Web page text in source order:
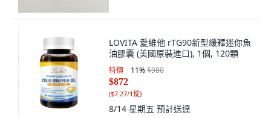
LOVITA 愛維他 rTG90新型緩釋迷你魚
油膠囊 (美國原裝進口), 1個, 120顆
特價 11%$980
$872
($7.27/1錠)
8/14 星期五 預計送達